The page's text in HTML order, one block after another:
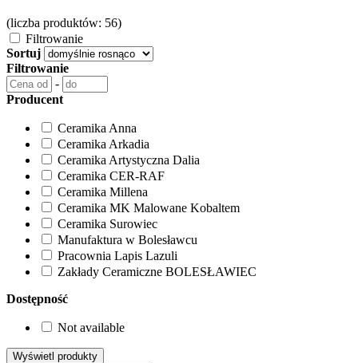
(liczba produktów: 56)
Filtrowanie
Sortuj
Filtrowanie
-
Producent
Ceramika Anna
Ceramika Arkadia
Ceramika Artystyczna Dalia
Ceramika CER-RAF
Ceramika Millena
Ceramika MK Malowane Kobaltem
Ceramika Surowiec
Manufaktura w Bolesławcu
Pracownia Lapis Lazuli
Zakłady Ceramiczne BOLESŁAWIEC
Dostępność
Not available